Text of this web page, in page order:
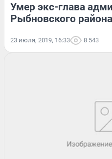
Умер экс-глава
Рыбновского
23 июля, 2019, 16:33 8 543